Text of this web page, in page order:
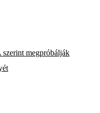
megpróbálják